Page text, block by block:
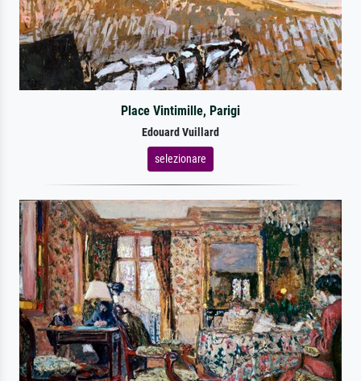
Place Vintimille, Parigi
Edouard Vuillard
selezionare